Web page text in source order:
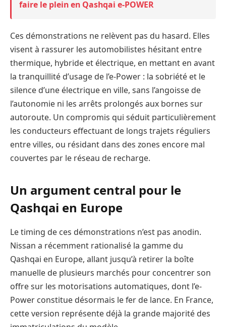
faire le plein en Qashqai e-POWER
Ces démonstrations ne relèvent pas du hasard. Elles
visent à rassurer les automobilistes hésitant entre
thermique, hybride et électrique, en mettant en avant
la tranquillité d’usage de l’e-Power : la sobriété et le
silence d’une électrique en ville, sans l’angoisse de
l’autonomie ni les arrêts prolongés aux bornes sur
autoroute. Un compromis qui séduit particulièrement
les conducteurs effectuant de longs trajets réguliers
entre villes, ou résidant dans des zones encore mal
couvertes par le réseau de recharge.
Un argument central pour le
Qashqai en Europe
Le timing de ces démonstrations n’est pas anodin.
Nissan a récemment rationalisé la gamme du
Qashqai en Europe, allant jusqu’à retirer la boîte
manuelle de plusieurs marchés pour concentrer son
offre sur les motorisations automatiques, dont l’e-
Power constitue désormais le fer de lance. En France,
cette version représente déjà la grande majorité des